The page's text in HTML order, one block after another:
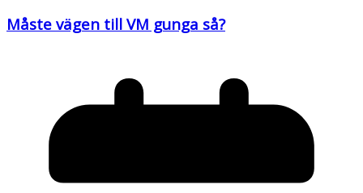
Måste vägen till VM gunga så?